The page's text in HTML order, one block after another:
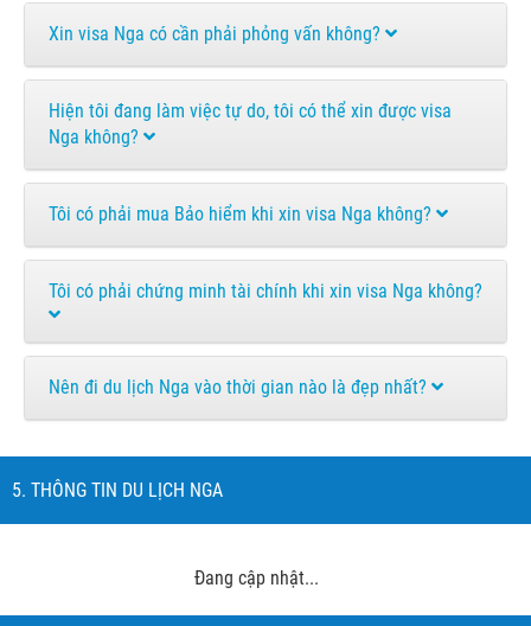
Xin visa Nga có cần phải phỏng vấn không?
Hiện tôi đang làm việc tự do, tôi có thể xin được visa
Nga không?
Tôi có phải mua Bảo hiểm khi xin visa Nga không?
Tôi có phải chứng minh tài chính khi xin visa Nga không?
Nên đi du lịch Nga vào thời gian nào là đẹp nhất?
5. THÔNG TIN DU LỊCH NGA
Đang cập nhật...